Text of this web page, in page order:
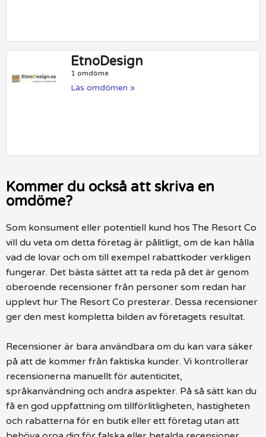
EtnoDesign
1 omdöme
Läs omdömen »
Kommer du också att skriva en
omdöme?
Som konsument eller potentiell kund hos The Resort Co
vill du veta om detta företag är pålitligt, om de kan hålla
vad de lovar och om till exempel rabattkoder verkligen
fungerar. Det bästa sättet att ta reda på det är genom
oberoende recensioner från personer som redan har
upplevt hur The Resort Co presterar. Dessa recensioner
ger den mest kompletta bilden av företagets resultat.
Recensioner är bara användbara om du kan vara säker
på att de kommer från faktiska kunder. Vi kontrollerar
recensionerna manuellt för autenticitet,
språkanvändning och andra aspekter. På så sätt kan du
få en god uppfattning om tillförlitligheten, hastigheten
och rabatterna för en butik eller ett företag utan att